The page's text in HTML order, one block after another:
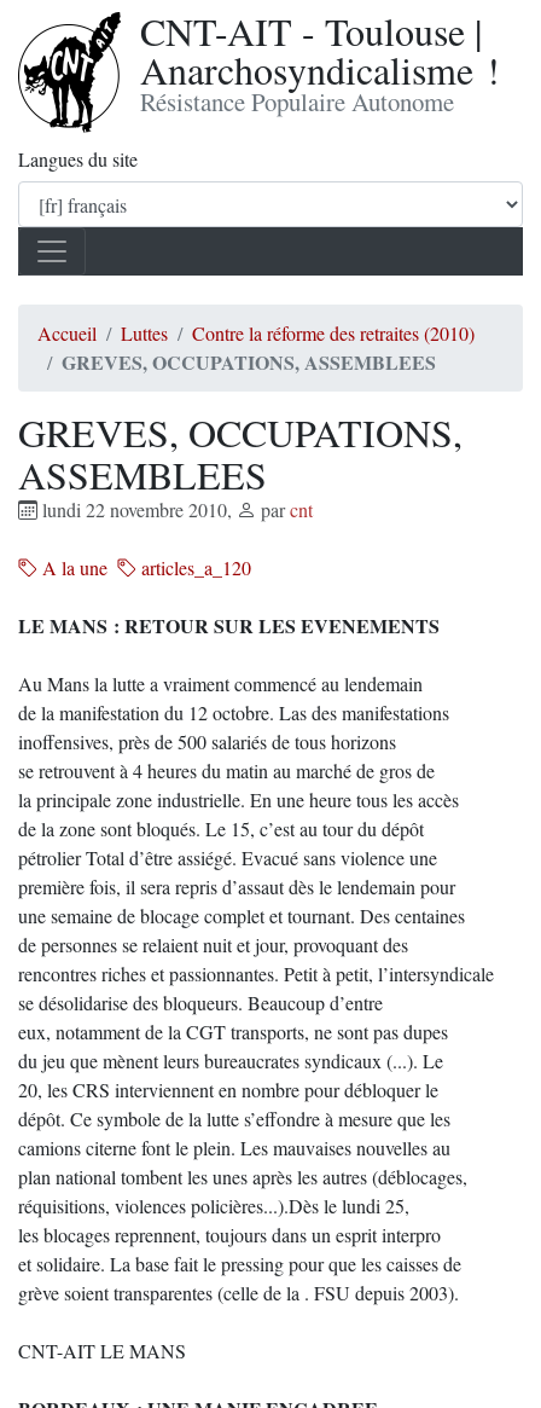
CNT-AIT - Toulouse |
Anarchosyndicalisme !
Résistance Populaire Autonome
Langues du site
Accueil Luttes Contre la réforme des retraites (2010)
GREVES, OCCUPATIONS, ASSEMBLEES
GREVES, OCCUPATIONS,
ASSEMBLEES
lundi 22 novembre 2010, parcnt
A la une articles_a_120
LE MANS : RETOUR SUR LES EVENEMENTS
Au Mans la lutte a vraiment commencé au lendemain
de la manifestation du 12 octobre. Las des manifestations
inoffensives, près de 500 salariés de tous horizons
se retrouvent à 4 heures du matin au marché de gros de
la principale zone industrielle. En une heure tous les accès
de la zone sont bloqués. Le 15, c’est au tour du dépôt
pétrolier Total d’être assiégé. Evacué sans violence une
première fois, il sera repris d’assaut dès le lendemain pour
une semaine de blocage complet et tournant. Des centaines
de personnes se relaient nuit et jour, provoquant des
rencontres riches et passionnantes. Petit à petit, l’intersyndicale
se désolidarise des bloqueurs. Beaucoup d’entre
eux, notamment de la CGT transports, ne sont pas dupes
du jeu que mènent leurs bureaucrates syndicaux (...). Le
20, les CRS interviennent en nombre pour débloquer le
dépôt. Ce symbole de la lutte s’effondre à mesure que les
camions citerne font le plein. Les mauvaises nouvelles au
plan national tombent les unes après les autres (déblocages,
réquisitions, violences policières...).Dès le lundi 25,
les blocages reprennent, toujours dans un esprit interpro
et solidaire. La base fait le pressing pour que les caisses de
grève soient transparentes (celle de la . FSU depuis 2003).
CNT-AIT LE MANS